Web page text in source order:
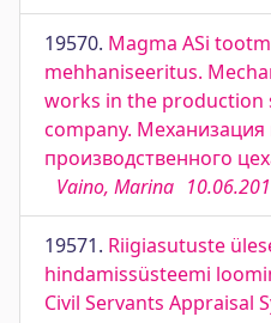
19570. Magma ASi
mehhaniseeritus.
works in the production
company.
производственного
Vaino, Marina
19571. Riigiasutuste
hindamissüsteemi
Civil Servants Appraisal